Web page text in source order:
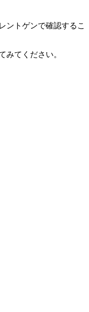
ントゲンで確認するこ
みてください。